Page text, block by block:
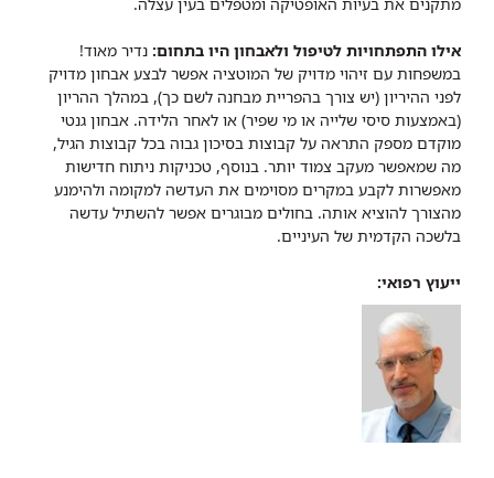
אילו התפתחויות לטיפול ולאבחון היו בתחום: נדיר מאוד!
במשפחות עם זיהוי מדויק של המוטציה אפשר לבצע אבחון מדויק
לפני ההיריון (יש צורך בהפריית מבחנה לשם כך), במהלך ההריון
(באמצעות סיסי שלייה או מי שפיר) או לאחר הלידה. אבחון גנטי
מוקדם מספק התראה על קבוצות בסיכון גבוה בכל קבוצות הגיל,
מה שמאפשר מעקב צמוד יותר. בנוסף, טכניקות ניתוח חדישות
מאפשרות לקבע במקרים מסוימים את העדשה למקומה ולהימנע
מהצורך להוציא אותה. בחולים מבוגרים אפשר להשתיל עדשה
בלשכה הקדמית של העיניים.
ייעוץ רפואי: